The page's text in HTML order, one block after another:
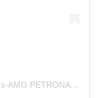
Uma publicação partilhada por Mercedes-AMG PETRONAS F1 Team (@mercedesamgf1)